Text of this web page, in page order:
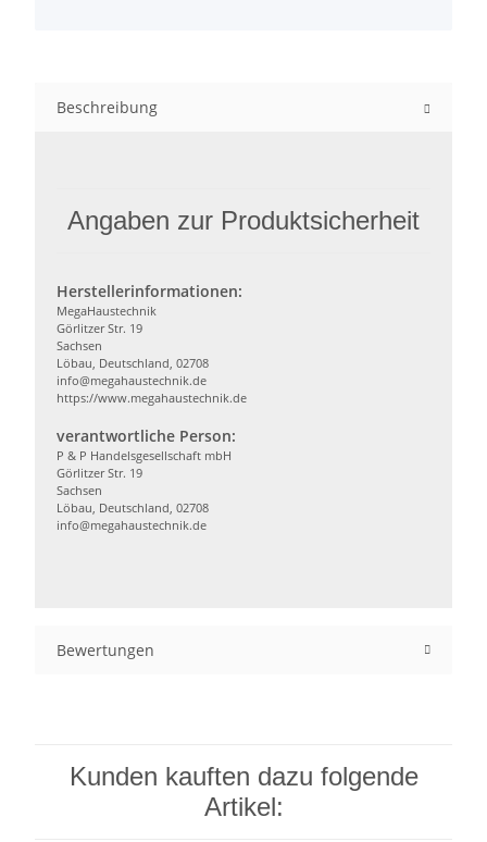
Beschreibung
Angaben zur Produktsicherheit
Herstellerinformationen:
MegaHaustechnik
Görlitzer Str. 19
Sachsen
Löbau, Deutschland, 02708
info@megahaustechnik.de
https://www.megahaustechnik.de
verantwortliche Person:
P & P Handelsgesellschaft mbH
Görlitzer Str. 19
Sachsen
Löbau, Deutschland, 02708
info@megahaustechnik.de
Bewertungen
Kunden kauften dazu folgende
Artikel: